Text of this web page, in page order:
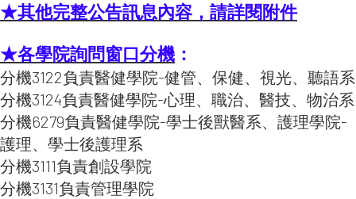
★其他完整公告訊息內容，請詳閱附件
★各學院詢問窗口分機 ：
分機3122負責醫健學院-健管、保健、視光、聽語系
分機3124負責醫健學院-心理、職治、醫技、物治系
分機6279負責醫健學院-學士後獸醫系、護理學院-
護理、學士後護理系
分機3111負責創設學院
分機3131負責管理學院